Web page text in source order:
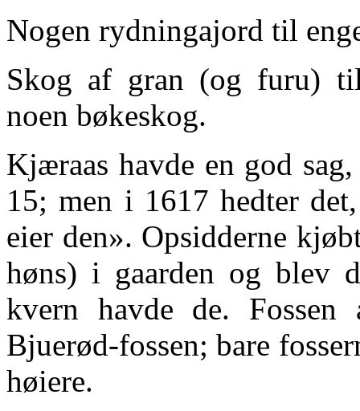
Nogen rydningajord til
Skog af gran (og furu) til
noen bøkeskog.
Kjæraas havde en god
15; men i 1617 hedter
eier den». Opsidderne
høns) i gaarden og blev
kvern havde de.
Bjuerød-fossen; bare
høiere.